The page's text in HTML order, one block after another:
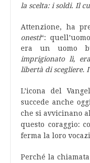
la scelta: i soldi. Il
Attenzione, ha
onesti“:
era un uomo
imprigionato lì,
libertà di scegliere.
L’icona del
succede anche
che si avvicinano
questo coraggio:
ferma la loro
Perché la